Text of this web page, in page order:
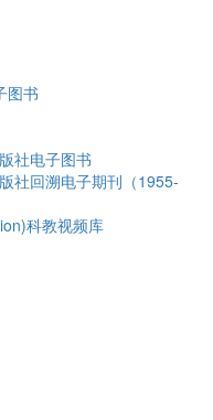
图书
社电子图书
社回溯电子期刊（1955-
科教视频库